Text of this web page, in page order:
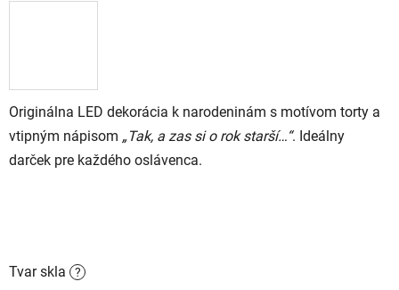
Originálna LED dekorácia k narodeninám s motívom torty a
vtipným nápisom „Tak, a zas si o rok starší…“. Ideálny
darček pre každého oslávenca.
Tvar skla ?